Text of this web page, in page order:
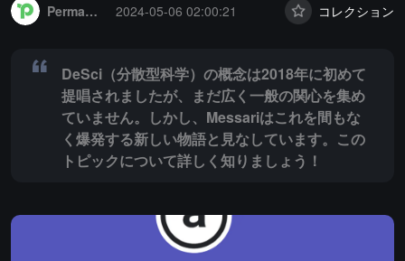
PermaDAO
2024-05-06 02:00:21 コレクション
DeSci（分散型科学）の概念は2018年に初めて
提唱されましたが、まだ広く一般の関心を集め
ていません。しかし、Messariはこれを間もな
く爆発する新しい物語と見なしています。この
トピックについて詳しく知りましょう！